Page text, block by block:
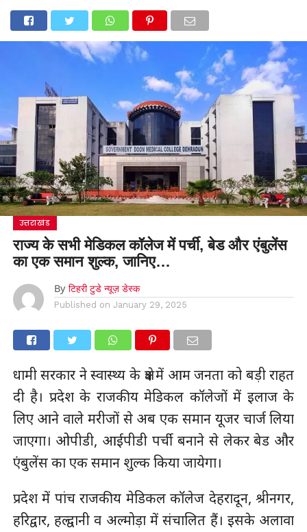
उत्तराखंड
राज्य के सभी मेडिकल कॉलेज में पर्ची, बेड और एंबुलेंस
का एक समान शुल्क, जानिए…
By टिहरी टुडे न्यूज़ डेस्क
Published on January 29, 2025
धामी सरकार ने स्वास्थ्य के क्षेत्र में आम जनता को बड़ी राहत
दी है। प्रदेश के राजकीय मेडिकल कॉलेजों में इलाज के
लिए आने वाले मरीजों से अब एक समान यूजर चार्ज लिया
जाएगा। ओपीडी, आईपीडी पर्ची बनाने से लेकर बेड और
एंबुलेंस का एक समान शुल्क किया जायेगा।
प्रदेश में पांच राजकीय मेडिकल कॉलेज देहरादून, श्रीनगर,
हरिद्वार, हल्द्वानी व अल्मोड़ा में संचालित हैं। इसके अलावा